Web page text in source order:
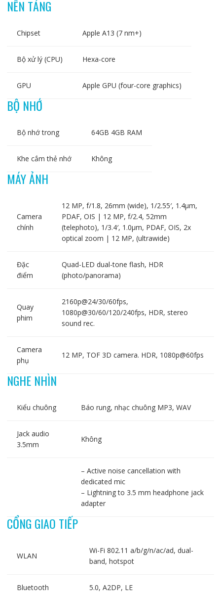
NỀN TẢNG
Chipset Apple A13 (7 nm+)
Bộ xử lý (CPU) Hexa-core
GPU Apple GPU (four-core graphics)
BỘ NHỚ
Bộ nhớ trong 64GB 4GB RAM
Khe cắm thẻ nhớ Không
MÁY ẢNH
Camera
chính
12 MP, f/1.8, 26mm (wide), 1/2.55′, 1.4µm,
PDAF, OIS | 12 MP, f/2.4, 52mm
(telephoto), 1/3.4′, 1.0µm, PDAF, OIS, 2x
optical zoom | 12 MP, (ultrawide)
Đặc
điểm
Quad-LED dual-tone flash, HDR
(photo/panorama)
Quay
phim
2160p@24/30/60fps,
1080p@30/60/120/240fps, HDR, stereo
sound rec.
Camera
phụ
12 MP, TOF 3D camera. HDR, 1080p@60fps
NGHE NHÌN
Kiểu chuông Báo rung, nhạc chuông MP3, WAV
Jack audio
3.5mm
Không
– Active noise cancellation with
dedicated mic
– Lightning to 3.5 mm headphone jack
adapter
CỔNG GIAO TIẾP
WLAN
Wi-Fi 802.11 a/b/g/n/ac/ad, dual-
band, hotspot
Bluetooth 5.0, A2DP, LE